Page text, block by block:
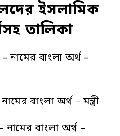
ইসলামিক
তালিকা
বাংলা অর্থ –
বাংলা অর্থ – মন্ত্রী
বাংলা অর্থ –